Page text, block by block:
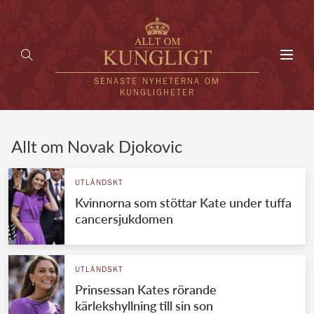
SENASTE NYHETERNA OM
KUNGLIGHETER
UTLÄNDSKT
VÄRLDENS KUNGAHUS
Svenska kungahuset
Brittiska kungahuset
REDAKTION
Allt om Novak Djokovic
UTLÄNDSKT
Kvinnorna som stöttar Kate under tuffa
cancersjukdomen
UTLÄNDSKT
Prinsessan Kates rörande
kärlekshyllning till sin son